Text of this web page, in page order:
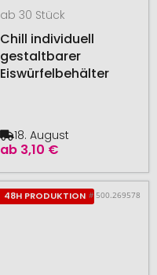
ab 30 Stück
Chill individuell
gestaltbarer
Eiswürfelbehälter
ab 3,10 €
18. August
48H PRODUKTION # 500.269578